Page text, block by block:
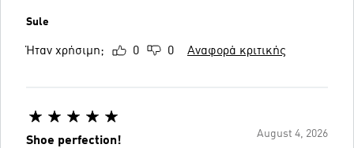
Sule
Ήταν χρήσιμη; 0 0 Αναφορά κριτικής
August 4, 2026
Shoe perfection!